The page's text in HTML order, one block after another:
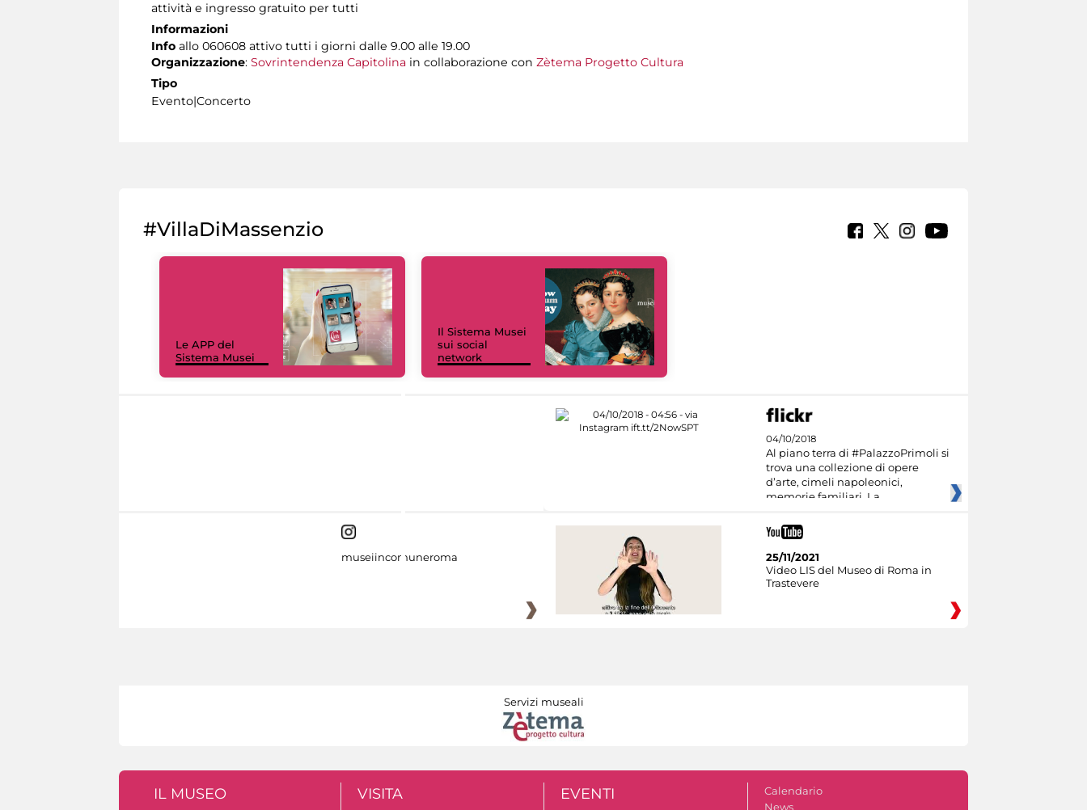
attività e ingresso gratuito per tutti
Informazioni
Info allo 060608 attivo tutti i giorni dalle 9.00 alle 19.00
Organizzazione: Sovrintendenza Capitolina in collaborazione con Zètema Progetto Cultura
Tipo
Evento|Concerto
#VillaDiMassenzio
Le APP del
Sistema Musei
Il Sistema Musei
sui social
network
04/10/2018
Al piano terra di #PalazzoPrimoli si
trova una collezione di opere
d’arte, cimeli napoleonici,
memorie familiari. La
museiincomuneroma
25/11/2021
Video LIS del Museo di Roma in
Trastevere
Servizi museali
IL MUSEO VISITA EVENTI
Calendario
News